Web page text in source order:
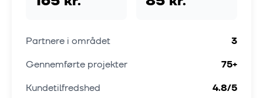
Partnere i området
3
Gennemførte projekter
75+
Kundetilfredshed
4.8/5